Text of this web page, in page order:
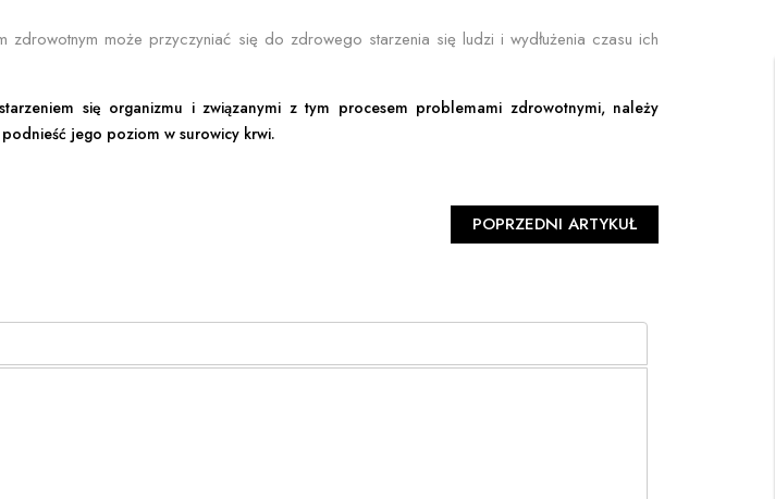
zdrowotnym może przyczyniać się do zdrowego starzenia się ludzi i wydłużenia czasu ich
się organizmu i związanymi z tym procesem problemami zdrowotnymi, należy
jego poziom w surowicy krwi.
POPRZEDNI ARTYKUŁ